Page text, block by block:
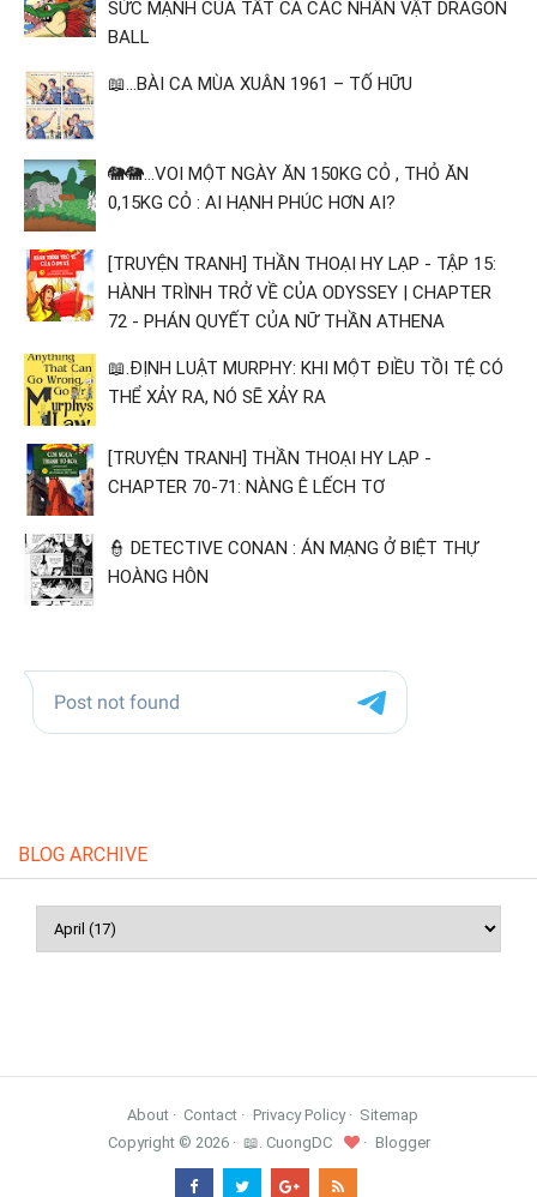
SỨC MẠNH CỦA TẤT CẢ CÁC NHÂN VẬT DRAGON
BALL
📖...BÀI CA MÙA XUÂN 1961 – TỐ HỮU
🐘🐘...VOI MỘT NGÀY ĂN 150KG CỎ , THỎ ĂN
0,15KG CỎ : AI HẠNH PHÚC HƠN AI?
[TRUYỆN TRANH] THẦN THOẠI HY LẠP - TẬP 15:
HÀNH TRÌNH TRỞ VỀ CỦA ODYSSEY | CHAPTER
72 - PHÁN QUYẾT CỦA NỮ THẦN ATHENA
📖.ĐỊNH LUẬT MURPHY: KHI MỘT ĐIỀU TỒI TỆ CÓ
THỂ XẢY RA, NÓ SẼ XẢY RA
[TRUYỆN TRANH] THẦN THOẠI HY LẠP -
CHAPTER 70-71: NÀNG Ê LẾCH TƠ
👮 DETECTIVE CONAN : ÁN MẠNG Ở BIỆT THỰ
HOÀNG HÔN
BLOG ARCHIVE
About Contact Privacy Policy
Sitemap
Copyright © 2026 📖. CuongDC Blogger